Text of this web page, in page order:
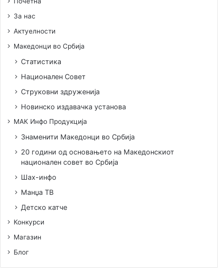
За нас
Актуелности
Македонци во Србија
Статистика
Национален Совет
Струковни здруженија
Новинско издавачка установа
МАК Инфо Продукција
Знаменити Македонци во Србија
20 години од основањето на Македонскиот
национален совет во Србија
Шах-инфо
Манџа ТВ
Детско катче
Конкурси
Магазин
Блог